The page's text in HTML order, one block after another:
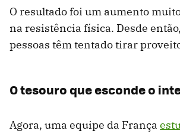
O resultado foi um aumento
na resistência física. Desde
pessoas têm tentado tirar
O tesouro que esconde o
Agora, uma equipe da França